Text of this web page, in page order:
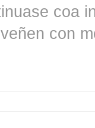
coa
con